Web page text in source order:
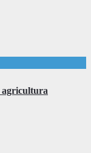
agricultura